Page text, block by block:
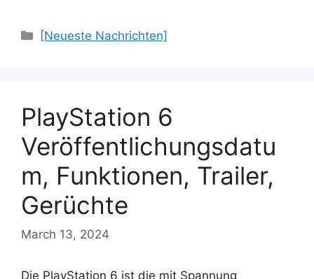
Categories
[Neueste Nachrichten]
PlayStation 6
Veröffentlichungsdatu
m, Funktionen, Trailer,
Gerüchte
March 13, 2024
Die PlayStation 6 ist die mit Spannung